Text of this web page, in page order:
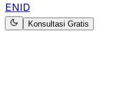
ENID
Konsultasi Gratis